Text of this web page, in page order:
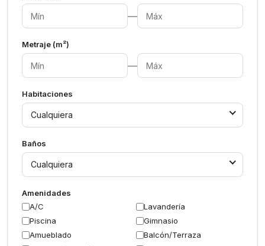
—
Metraje (m²)
—
Habitaciones
Cualquiera
Baños
Cualquiera
Amenidades
A/C
Lavandería
Piscina
Gimnasio
Amueblado
Balcón/Terraza